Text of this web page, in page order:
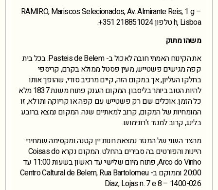
RAMIRO, Mariscos Selecionados, Av. Almirante Reis, 1 g –
h, Lisboa טלפון 218851024 351+.
משהו מתוק
את הקינוח האמתי חובה לאכול ב- Pasteis de Belem. בכל בית
קפה מגישים פשטייש, מעין פסטל ממולא בקרם, קריספי
בחלקו העליון, אך במקום הזה, קיים מרכיב סודי, שהופך אותו
להיות הטוב ביותר בליסבון. המקום הענק פתוח משנת 1837 מלא
כל הזמן. אוכלים שם רק פשטייש עם קפה או קריוקה ותו לא, זו
המומחיות של המקום, קרוב למאתיים שנה. המקום נמצא ברובע
בלינג, קרוב למנזר ז'רונימוש.
מהצד השני של המנזר נמצאת חנות יין קטנה ומקסימה שמחירי
היינות והפורטים בה סבירים בהחלט. המקום נקרא Coisas do
Arco do Vinho, פתוח מיום שלישי עד ראשון בשעות 11:00 עד
20:00 וממוקם ב- Centro Caltural de Belem, Rua Bartolomeu
Diaz, Lojas n. 7 e 8 – 1400-026